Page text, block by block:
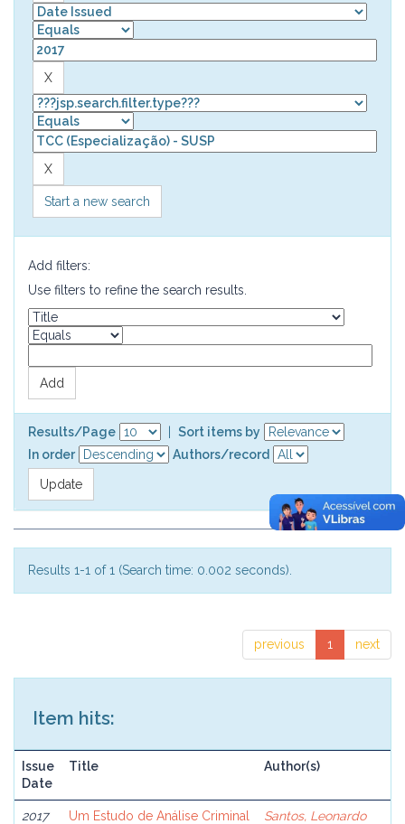
Start a new search
Add filters:
Use filters to refine the search results.
Results/Page
Sort items by
In order
Authors/record
Results 1-1 of 1 (Search time: 0.002 seconds).
previous 1 next
Item hits:
Issue
Date
Title Author(s)
2017
Um Estudo de Análise Criminal
Santos, Leonardo